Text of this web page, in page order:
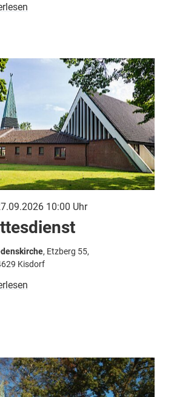
10:00 Uhr
, Etzberg 55,
Kisdorf